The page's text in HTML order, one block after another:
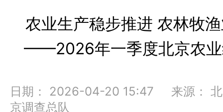
农业生产稳步推进 农林牧
——2026年一季度北京农业
日期： 2026-04-20 15:47 来源： 北
京调查总队